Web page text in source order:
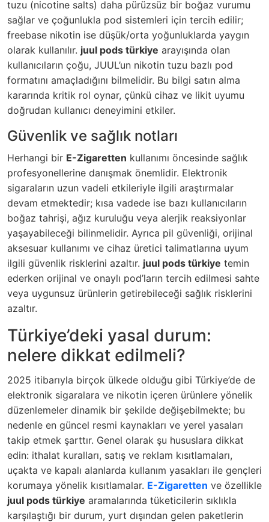
tuzu (nicotine salts) daha pürüzsüz bir boğaz vurumu
sağlar ve çoğunlukla pod sistemleri için tercih edilir;
freebase nikotin ise düşük/orta yoğunluklarda yaygın
olarak kullanılır. juul pods türkiye arayışında olan
kullanıcıların çoğu, JUUL’un nikotin tuzu bazlı pod
formatını amaçladığını bilmelidir. Bu bilgi satın alma
kararında kritik rol oynar, çünkü cihaz ve likit uyumu
doğrudan kullanıcı deneyimini etkiler.
Güvenlik ve sağlık notları
Herhangi bir E-Zigaretten kullanımı öncesinde sağlık
profesyonellerine danışmak önemlidir. Elektronik
sigaraların uzun vadeli etkileriyle ilgili araştırmalar
devam etmektedir; kısa vadede ise bazı kullanıcıların
boğaz tahrişi, ağız kuruluğu veya alerjik reaksiyonlar
yaşayabileceği bilinmelidir. Ayrıca pil güvenliği, orijinal
aksesuar kullanımı ve cihaz üretici talimatlarına uyum
ilgili güvenlik risklerini azaltır. juul pods türkiye temin
ederken orijinal ve onaylı pod’ların tercih edilmesi sahte
veya uygunsuz ürünlerin getirebileceği sağlık risklerini
azaltır.
Türkiye’deki yasal durum:
nelere dikkat edilmeli?
2025 itibarıyla birçok ülkede olduğu gibi Türkiye’de de
elektronik sigaralara ve nikotin içeren ürünlere yönelik
düzenlemeler dinamik bir şekilde değişebilmekte; bu
nedenle en güncel resmi kaynakları ve yerel yasaları
takip etmek şarttır. Genel olarak şu hususlara dikkat
edin: ithalat kuralları, satış ve reklam kısıtlamaları,
uçakta ve kapalı alanlarda kullanım yasakları ile gençleri
korumaya yönelik kısıtlamalar. E-Zigaretten ve özellikle
juul pods türkiye aramalarında tüketicilerin sıklıkla
karşılaştığı bir durum, yurt dışından gelen paketlerin